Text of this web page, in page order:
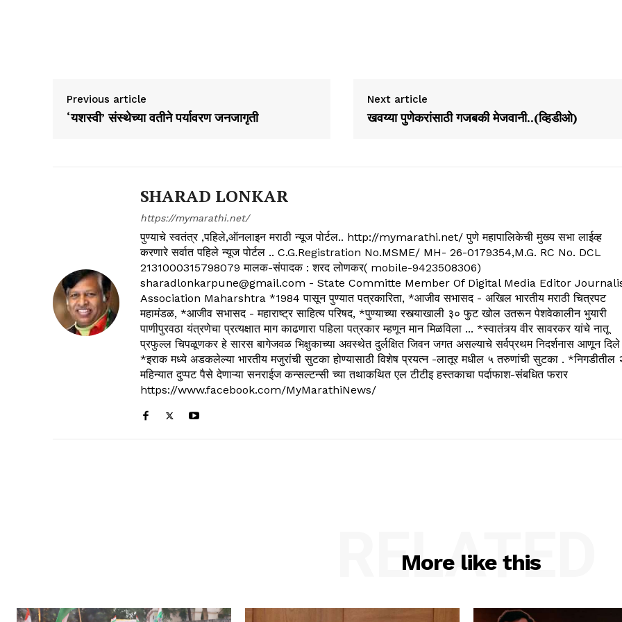
Previous article
‘यशस्वी’ संस्थेच्या वतीने पर्यावरण जनजागृती
Next article
खवय्या पुणेकरांसाठी गजबकी मेजवानी..(व्हिडीओ)
SHARAD LONKAR
https://mymarathi.net/
पुण्याचे स्वतंत्र ,पहिले,ऑनलाइन मराठी न्यूज पोर्टल.. http://mymarathi.net/ पुणे महापालिकेची मुख्य सभा लाईव्ह
करणारे सर्वात पहिले न्यूज पोर्टल .. C.G.Registration No.MSME/ MH- 26-0179354,M.G. RC No. DCL
2131000315798079 मालक-संपादक : शरद लोणकर( mobile-9423508306)
sharadlonkarpune@gmail.com - State Committe Member Of Digital Media Editor
Association Maharshtra *1984 पासून पुण्यात पत्रकारिता, *आजीव सभासद - अखिल भारतीय मराठी चित्रपट
महामंडळ, *आजीव सभासद - महाराष्ट्र साहित्य परिषद, *पुण्याच्या रस्त्याखाली ३० फुट खोल उतरून पेशवेकालीन भुयारी
पाणीपुरवठा यंत्रणेचा प्रत्यक्षात माग काढणारा पहिला पत्रकार म्हणून मान मिळविला ... *स्वातंत्र्य वीर सावरकर यांचे नातू
प्रफुल्ल चिपळूणकर हे सारस बागेजवळ भिक्षुकाच्या अवस्थेत दुर्लक्षित जिवन जगत असल्याचे सर्वप्रथम निदर्शनास आणून दिले
*इराक मध्ये अडकलेल्या भारतीय मजुरांची सुटका होण्यासाठी विशेष प्रयत्न -लातूर मधील ५ तरुणांची सुटका . *निगडीतील
महिन्यात दुप्पट पैसे देणाऱ्या सनराईज कन्सल्टन्सी च्या तथाकथित एल टीटीइ हस्तकाचा पर्दाफाश-संबधित फरार
https://www.facebook.com/MyMarathiNews/
More like this
RELATED